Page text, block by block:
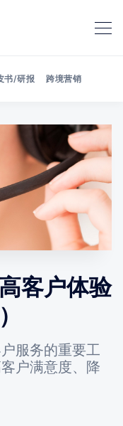
美洽博客
书/研报 跨境营销
客户体验
服务的重要工
户满意度、降